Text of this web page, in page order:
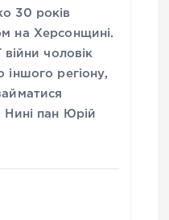
30 років
на Херсонщині.
війни чоловік
регіону,
пан Юрій